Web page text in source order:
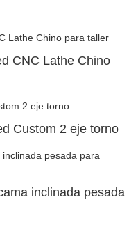
CNC Lathe Chino
Custom 2 eje torno
inclinada pesada